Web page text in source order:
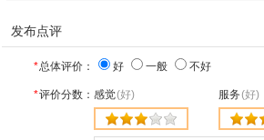
发布点评
*总体评价： 好 一般 不好
*评价分数： 感觉(好) 服务(好)